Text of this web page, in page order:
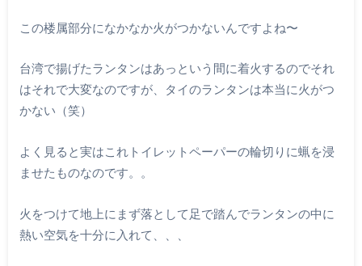
この楼属部分になかなか火がつかないんですよね〜
台湾で揚げたランタンはあっという間に着火するのでそれ
はそれで大変なのですが、タイのランタンは本当に火がつ
かない（笑）
よく見ると実はこれトイレットペーパーの輪切りに蝋を浸
ませたものなのです。。
火をつけて地上にまず落として足で踏んでランタンの中に
熱い空気を十分に入れて、、、